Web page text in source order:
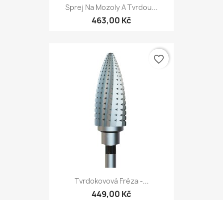
Sprej Na Mozoly A Tvrdou...
463,00 Kč
Tvrdokovová Fréza -...
449,00 Kč
favorite_border